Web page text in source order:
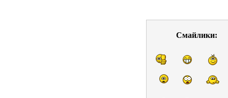
Смайлики: